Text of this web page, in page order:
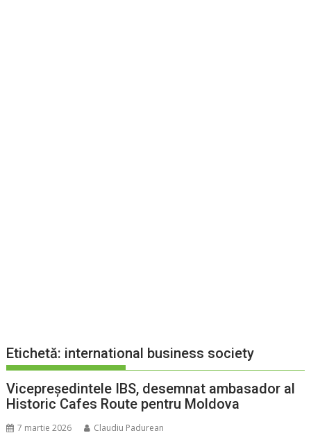
Etichetă: international business society
Vicepreședintele IBS, desemnat ambasador al
Historic Cafes Route pentru Moldova
7 martie 2026 Claudiu Padurean